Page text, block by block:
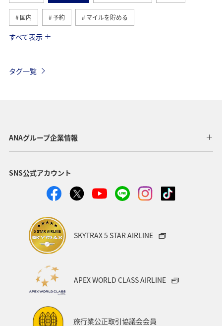
国内 予約 マイルを貯める
マイルの教室
すべて表示
タグ一覧
ANAグループ企業情報
SNS公式アカウント
SKYTRAX 5 STAR AIRLINE
APEX WORLD CLASS AIRLINE
旅行業公正取引協議会会員